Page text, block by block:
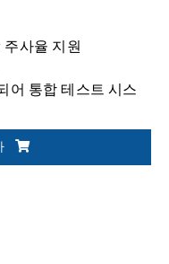
사율 지원
어 통합 테스트 시스
12.528 / 10.8 / 6.75 /